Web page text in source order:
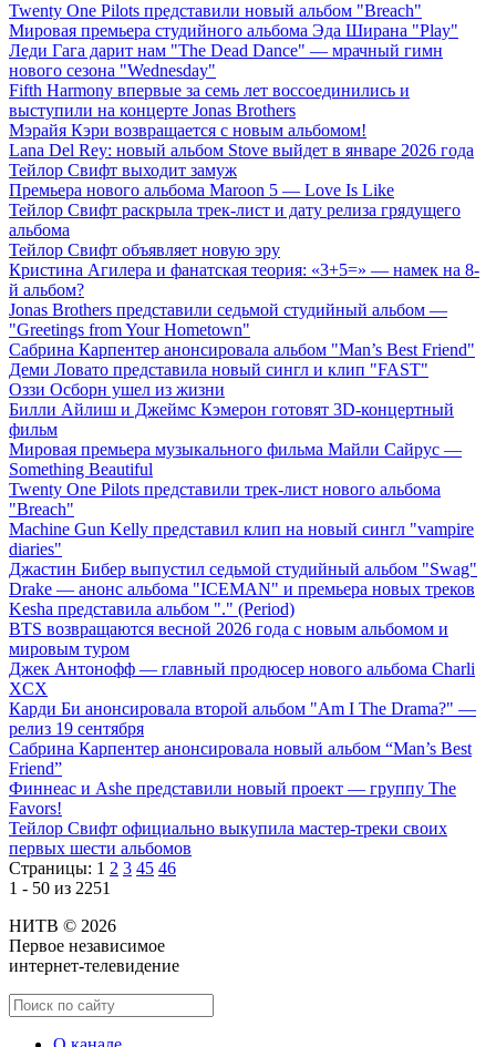
Twenty One Pilots представили новый альбом "Breach"
Мировая премьера студийного альбома Эда Ширана "Play"
Леди Гага дарит нам "The Dead Dance" — мрачный гимн
нового сезона "Wednesday"
Fifth Harmony впервые за семь лет воссоединились и
выступили на концерте Jonas Brothers
Мэрайя Кэри возвращается с новым альбомом!
Lana Del Rey: новый альбом Stove выйдет в январе 2026 года
Тейлор Свифт выходит замуж
Премьера нового альбома Maroon 5 — Love Is Like
Тейлор Свифт раскрыла трек-лист и дату релиза грядущего
альбома
Тейлор Свифт объявляет новую эру
Кристина Агилера и фанатская теория: «3+5=» — намек на 8-
й альбом?
Jonas Brothers представили седьмой студийный альбом —
"Greetings from Your Hometown"
Сабрина Карпентер анонсировала альбом "Man’s Best Friend"
Деми Ловато представила новый сингл и клип "FAST"
Оззи Осборн ушел из жизни
Билли Айлиш и Джеймс Кэмерон готовят 3D-концертный
фильм
Мировая премьера музыкального фильма Майли Сайрус —
Something Beautiful
Twenty One Pilots представили трек-лист нового альбома
"Breach"
Machine Gun Kelly представил клип на новый сингл "vampire
diaries"
Джастин Бибер выпустил седьмой студийный альбом "Swag"
Drake — анонс альбома "ICEMAN" и премьера новых треков
Kesha представила альбом "." (Period)
BTS возвращаются весной 2026 года с новым альбомом и
мировым туром
Джек Антонофф — главный продюсер нового альбома Charli
XCX
Карди Би анонсировала второй альбом "Am I The Drama?" —
релиз 19 сентября
Сабрина Карпентер анонсировала новый альбом “Man’s Best
Friend”
Финнеас и Ashe представили новый проект — группу The
Favors!
Тейлор Свифт официально выкупила мастер-треки своих
первых шести альбомов
Страницы: 1 2 3 45 46
1 - 50 из 2251
НИТВ © 2026
Первое независимое
интернет-телевидение